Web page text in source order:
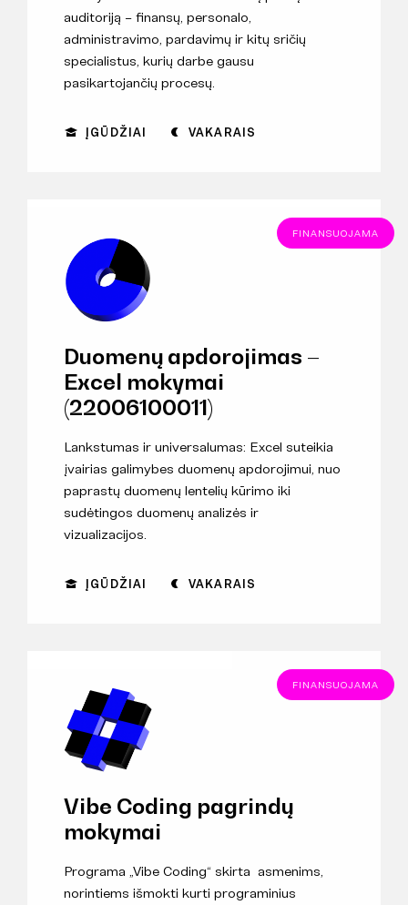
auditoriją – finansų, personalo,
administravimo, pardavimų ir kitų sričių
specialistus, kurių darbe gausu
pasikartojančių procesų.
ĮGŪDŽIAI VAKARAIS
FINANSUOJAMA
Duomenų apdorojimas –
Excel mokymai
(22006100011)
Lankstumas ir universalumas: Excel suteikia
įvairias galimybes duomenų apdorojimui, nuo
paprastų duomenų lentelių kūrimo iki
sudėtingos duomenų analizės ir
vizualizacijos.
ĮGŪDŽIAI VAKARAIS
FINANSUOJAMA
Vibe Coding pagrindų
mokymai
Programa „Vibe Coding“ skirta asmenims,
norintiems išmokti kurti programinius